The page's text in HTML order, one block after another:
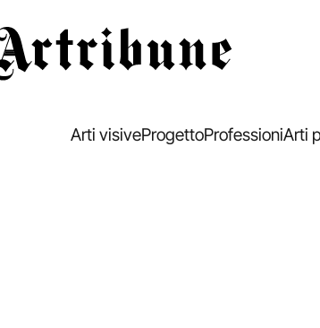
Arti visiveProgettoProfessioniArti